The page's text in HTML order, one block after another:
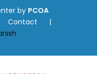
by PCOA
Contact
|